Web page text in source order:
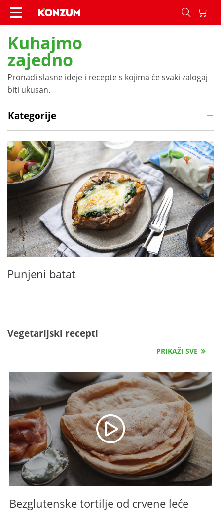
Recepti - Konzum
Kuhajmo
zajedno
Pronađi slasne ideje i recepte s kojima će svaki zalogaj
biti ukusan.
Kategorije
Punjeni batat
Vegetarijski recepti
PRIKAŽI SVE
Bezglutenske tortilje od crvene leće